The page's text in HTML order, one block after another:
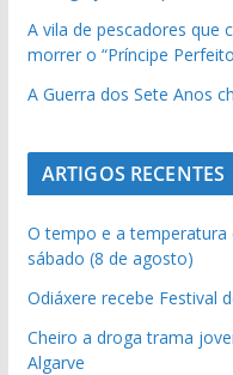
A vila de pescadores que
morrer o “Príncipe
A Guerra dos Sete Anos
ARTIGOS RECENTES
O tempo e a temperatura
sábado (8 de agosto)
Odiáxere recebe Festival
Cheiro a droga trama
Algarve